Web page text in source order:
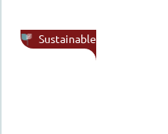
Sustainable